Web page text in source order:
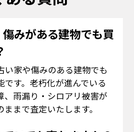
みがある建物でも買
い家や傷みのある建物でも
です。老朽化が進んでいる
、雨漏り・シロアリ被害が
まで査定いたします。